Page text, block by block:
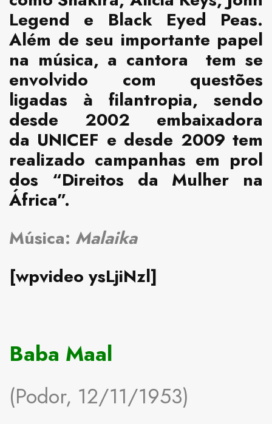
Legend e Black Eyed Peas.
Além de seu importante papel
na música, a cantora tem se
envolvido com questões
ligadas à filantropia, sendo
desde 2002 embaixadora
da UNICEF e desde 2009 tem
realizado campanhas em prol
dos “Direitos da Mulher na
África”.
Música: Malaika
[wpvideo ysLjiNzl]
Baba Maal
(Podor, 12/11/1953)